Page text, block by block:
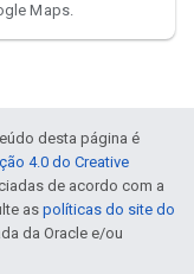
Maps.
desta página é
4.0 do Creative
de acordo com a
aspolíticas do site do
da Oracle e/ou